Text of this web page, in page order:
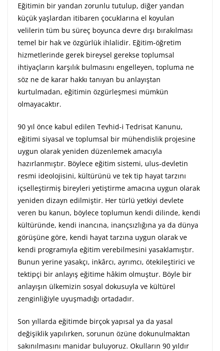
Eğitimin bir yandan zorunlu tutulup, diğer yandan
küçük yaşlardan itibaren çocuklarına el koyulan
velilerin tüm bu süreç boyunca devre dışı bırakılması
temel bir hak ve özgürlük ihlalidir. Eğitim-öğretim
hizmetlerinde gerek bireysel gerekse toplumsal
ihtiyaçların karşılık bulmasını engelleyen, topluma ne
söz ne de karar hakkı tanıyan bu anlayıştan
kurtulmadan, eğitimin özgürleşmesi mümkün
olmayacaktır.
90 yıl önce kabul edilen Tevhid-i Tedrisat Kanunu,
eğitimi siyasal ve toplumsal bir mühendislik projesine
uygun olarak yeniden düzenlemek amacıyla
hazırlanmıştır. Böylece eğitim sistemi, ulus-devletin
resmi ideolojisini, kültürünü ve tek tip hayat tarzını
içselleştirmiş bireyleri yetiştirme amacına uygun olarak
yeniden dizayn edilmiştir. Her türlü yetkiyi devlete
veren bu kanun, böylece toplumun kendi dilinde, kendi
kültüründe, kendi inancına, inançsızlığına ya da dünya
görüşüne göre, kendi hayat tarzına uygun olarak ve
kendi programıyla eğitim verebilmesini yasaklamıştır.
Bunun yerine yasakçı, inkârcı, ayrımcı, ötekileştirici ve
tektipçi bir anlayış eğitime hâkim olmuştur. Böyle bir
anlayışın ülkemizin sosyal dokusuyla ve kültürel
zenginliğiyle uyuşmadığı ortadadır.
Son yıllarda eğitimde birçok yapısal ya da yasal
değişiklik yapılırken, sorunun özüne dokunulmaktan
sakınılmasını manidar buluyoruz. Okulların 90 yıldır